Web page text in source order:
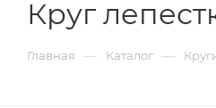
Круг
Главная — Каталог —